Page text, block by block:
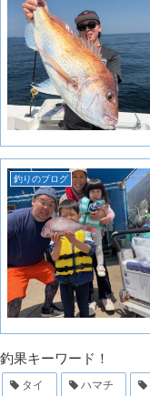
釣りのブログ
釣果キーワード！
タイ ハマチ